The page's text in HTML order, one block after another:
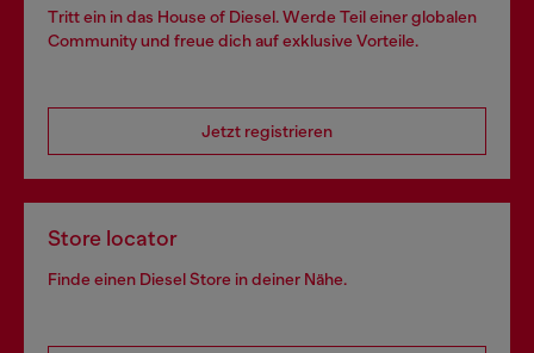
Tritt ein in das House of Diesel. Werde Teil einer globalen
Community und freue dich auf exklusive Vorteile.
Jetzt registrieren
Store locator
Finde einen Diesel Store in deiner Nähe.